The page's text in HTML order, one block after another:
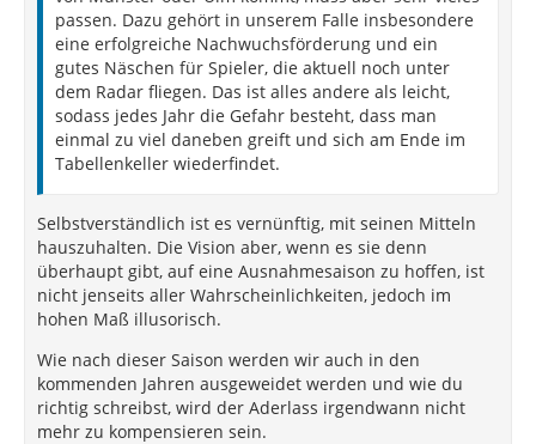
passen. Dazu gehört in unserem Falle insbesondere
eine erfolgreiche Nachwuchsförderung und ein
gutes Näschen für Spieler, die aktuell noch unter
dem Radar fliegen. Das ist alles andere als leicht,
sodass jedes Jahr die Gefahr besteht, dass man
einmal zu viel daneben greift und sich am Ende im
Tabellenkeller wiederfindet.
Selbstverständlich ist es vernünftig, mit seinen Mitteln
hauszuhalten. Die Vision aber, wenn es sie denn
überhaupt gibt, auf eine Ausnahmesaison zu hoffen, ist
nicht jenseits aller Wahrscheinlichkeiten, jedoch im
hohen Maß illusorisch.
Wie nach dieser Saison werden wir auch in den
kommenden Jahren ausgeweidet werden und wie du
richtig schreibst, wird der Aderlass irgendwann nicht
mehr zu kompensieren sein.